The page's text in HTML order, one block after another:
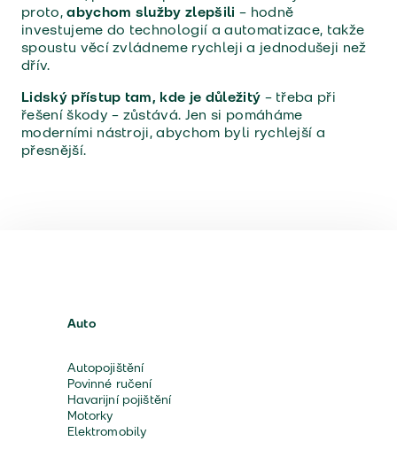
proto,abychom služby zlepšili – hodně
investujeme do technologií a automatizace, takže
spoustu věcí zvládneme rychleji a jednodušeji než
dřív.
Lidský přístup tam, kde je důležitý – třeba při
řešení škody – zůstává. Jen si pomáháme
moderními nástroji, abychom byli rychlejší a
přesnější.
Auto
Autopojištění
Povinné ručení
Havarijní pojištění
Motorky
Elektromobily